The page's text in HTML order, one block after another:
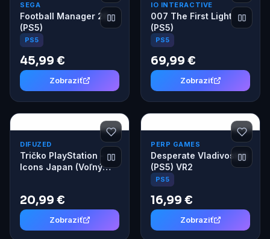
SEGA
Football Manager 26
(PS5)
PS5
45,99 €
Zobraziť
IO INTERACTIVE
007 The First Light
(PS5)
PS5
69,99 €
Zobraziť
DIFUZED
Tričko PlayStation -
Icons Japan (Voľný
20,99 €
Zobraziť
PERP GAMES
Desperate Vladivostok
(PS5) VR2
PS5
16,99 €
Zobraziť